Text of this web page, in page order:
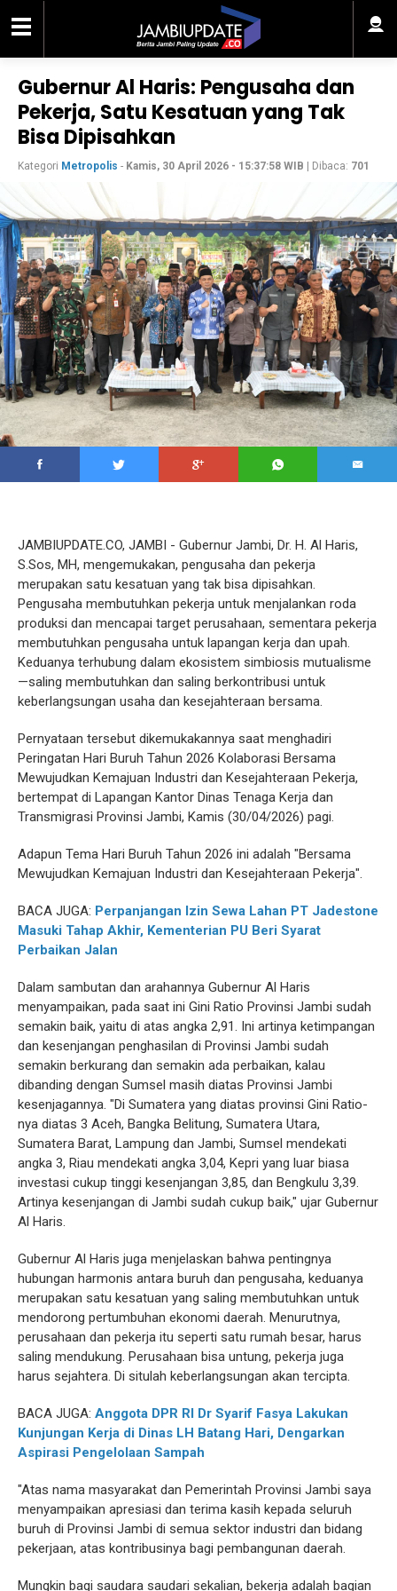
Gubernur Al Haris: Pengusaha dan
Pekerja, Satu Kesatuan yang Tak
Bisa Dipisahkan
Kategori Metropolis - Kamis, 30 April 2026 - 15:37:58 WIB | Dibaca: 701
JAMBIUPDATE.CO, JAMBI - Gubernur Jambi, Dr. H. Al Haris,
S.Sos, MH, mengemukakan, pengusaha dan pekerja
merupakan satu kesatuan yang tak bisa dipisahkan.
Pengusaha membutuhkan pekerja untuk menjalankan roda
produksi dan mencapai target perusahaan, sementara pekerja
membutuhkan pengusaha untuk lapangan kerja dan upah.
Keduanya terhubung dalam ekosistem simbiosis mutualisme
—saling membutuhkan dan saling berkontribusi untuk
keberlangsungan usaha dan kesejahteraan bersama.
Pernyataan tersebut dikemukakannya saat menghadiri
Peringatan Hari Buruh Tahun 2026 Kolaborasi Bersama
Mewujudkan Kemajuan Industri dan Kesejahteraan Pekerja,
bertempat di Lapangan Kantor Dinas Tenaga Kerja dan
Transmigrasi Provinsi Jambi, Kamis (30/04/2026) pagi.
Adapun Tema Hari Buruh Tahun 2026 ini adalah "Bersama
Mewujudkan Kemajuan Industri dan Kesejahteraan Pekerja".
BACA JUGA: Perpanjangan Izin Sewa Lahan PT Jadestone
Masuki Tahap Akhir, Kementerian PU Beri Syarat
Perbaikan Jalan
Dalam sambutan dan arahannya Gubernur Al Haris
menyampaikan, pada saat ini Gini Ratio Provinsi Jambi sudah
semakin baik, yaitu di atas angka 2,91. Ini artinya ketimpangan
dan kesenjangan penghasilan di Provinsi Jambi sudah
semakin berkurang dan semakin ada perbaikan, kalau
dibanding dengan Sumsel masih diatas Provinsi Jambi
kesenjagannya. "Di Sumatera yang diatas provinsi Gini Ratio-
nya diatas 3 Aceh, Bangka Belitung, Sumatera Utara,
Sumatera Barat, Lampung dan Jambi, Sumsel mendekati
angka 3, Riau mendekati angka 3,04, Kepri yang luar biasa
investasi cukup tinggi kesenjangan 3,85, dan Bengkulu 3,39.
Artinya kesenjangan di Jambi sudah cukup baik," ujar Gubernur
Al Haris.
Gubernur Al Haris juga menjelaskan bahwa pentingnya
hubungan harmonis antara buruh dan pengusaha, keduanya
merupakan satu kesatuan yang saling membutuhkan untuk
mendorong pertumbuhan ekonomi daerah. Menurutnya,
perusahaan dan pekerja itu seperti satu rumah besar, harus
saling mendukung. Perusahaan bisa untung, pekerja juga
harus sejahtera. Di situlah keberlangsungan akan tercipta.
BACA JUGA: Anggota DPR RI Dr Syarif Fasya Lakukan
Kunjungan Kerja di Dinas LH Batang Hari, Dengarkan
Aspirasi Pengelolaan Sampah
"Atas nama masyarakat dan Pemerintah Provinsi Jambi saya
menyampaikan apresiasi dan terima kasih kepada seluruh
buruh di Provinsi Jambi di semua sektor industri dan bidang
pekerjaan, atas kontribusinya bagi pembangunan daerah.
Mungkin bagi saudara saudari sekalian, bekerja adalah bagian